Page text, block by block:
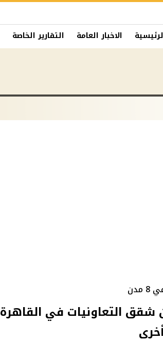
الاخبار العامة التقارير الخاصة
من شقق التعاونيات في القاهرة